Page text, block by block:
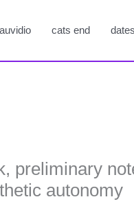
auvidio cats end dates
preliminary
autonomy